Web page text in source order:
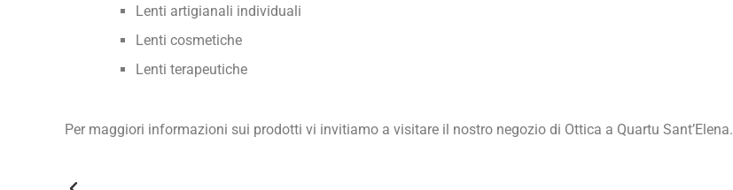
Lenti artigianali individuali
Lenti cosmetiche
Lenti terapeutiche
Per maggiori informazioni sui prodotti vi invitiamo a visitare il nostro negozio di Ottica a Quartu Sant’Elena.